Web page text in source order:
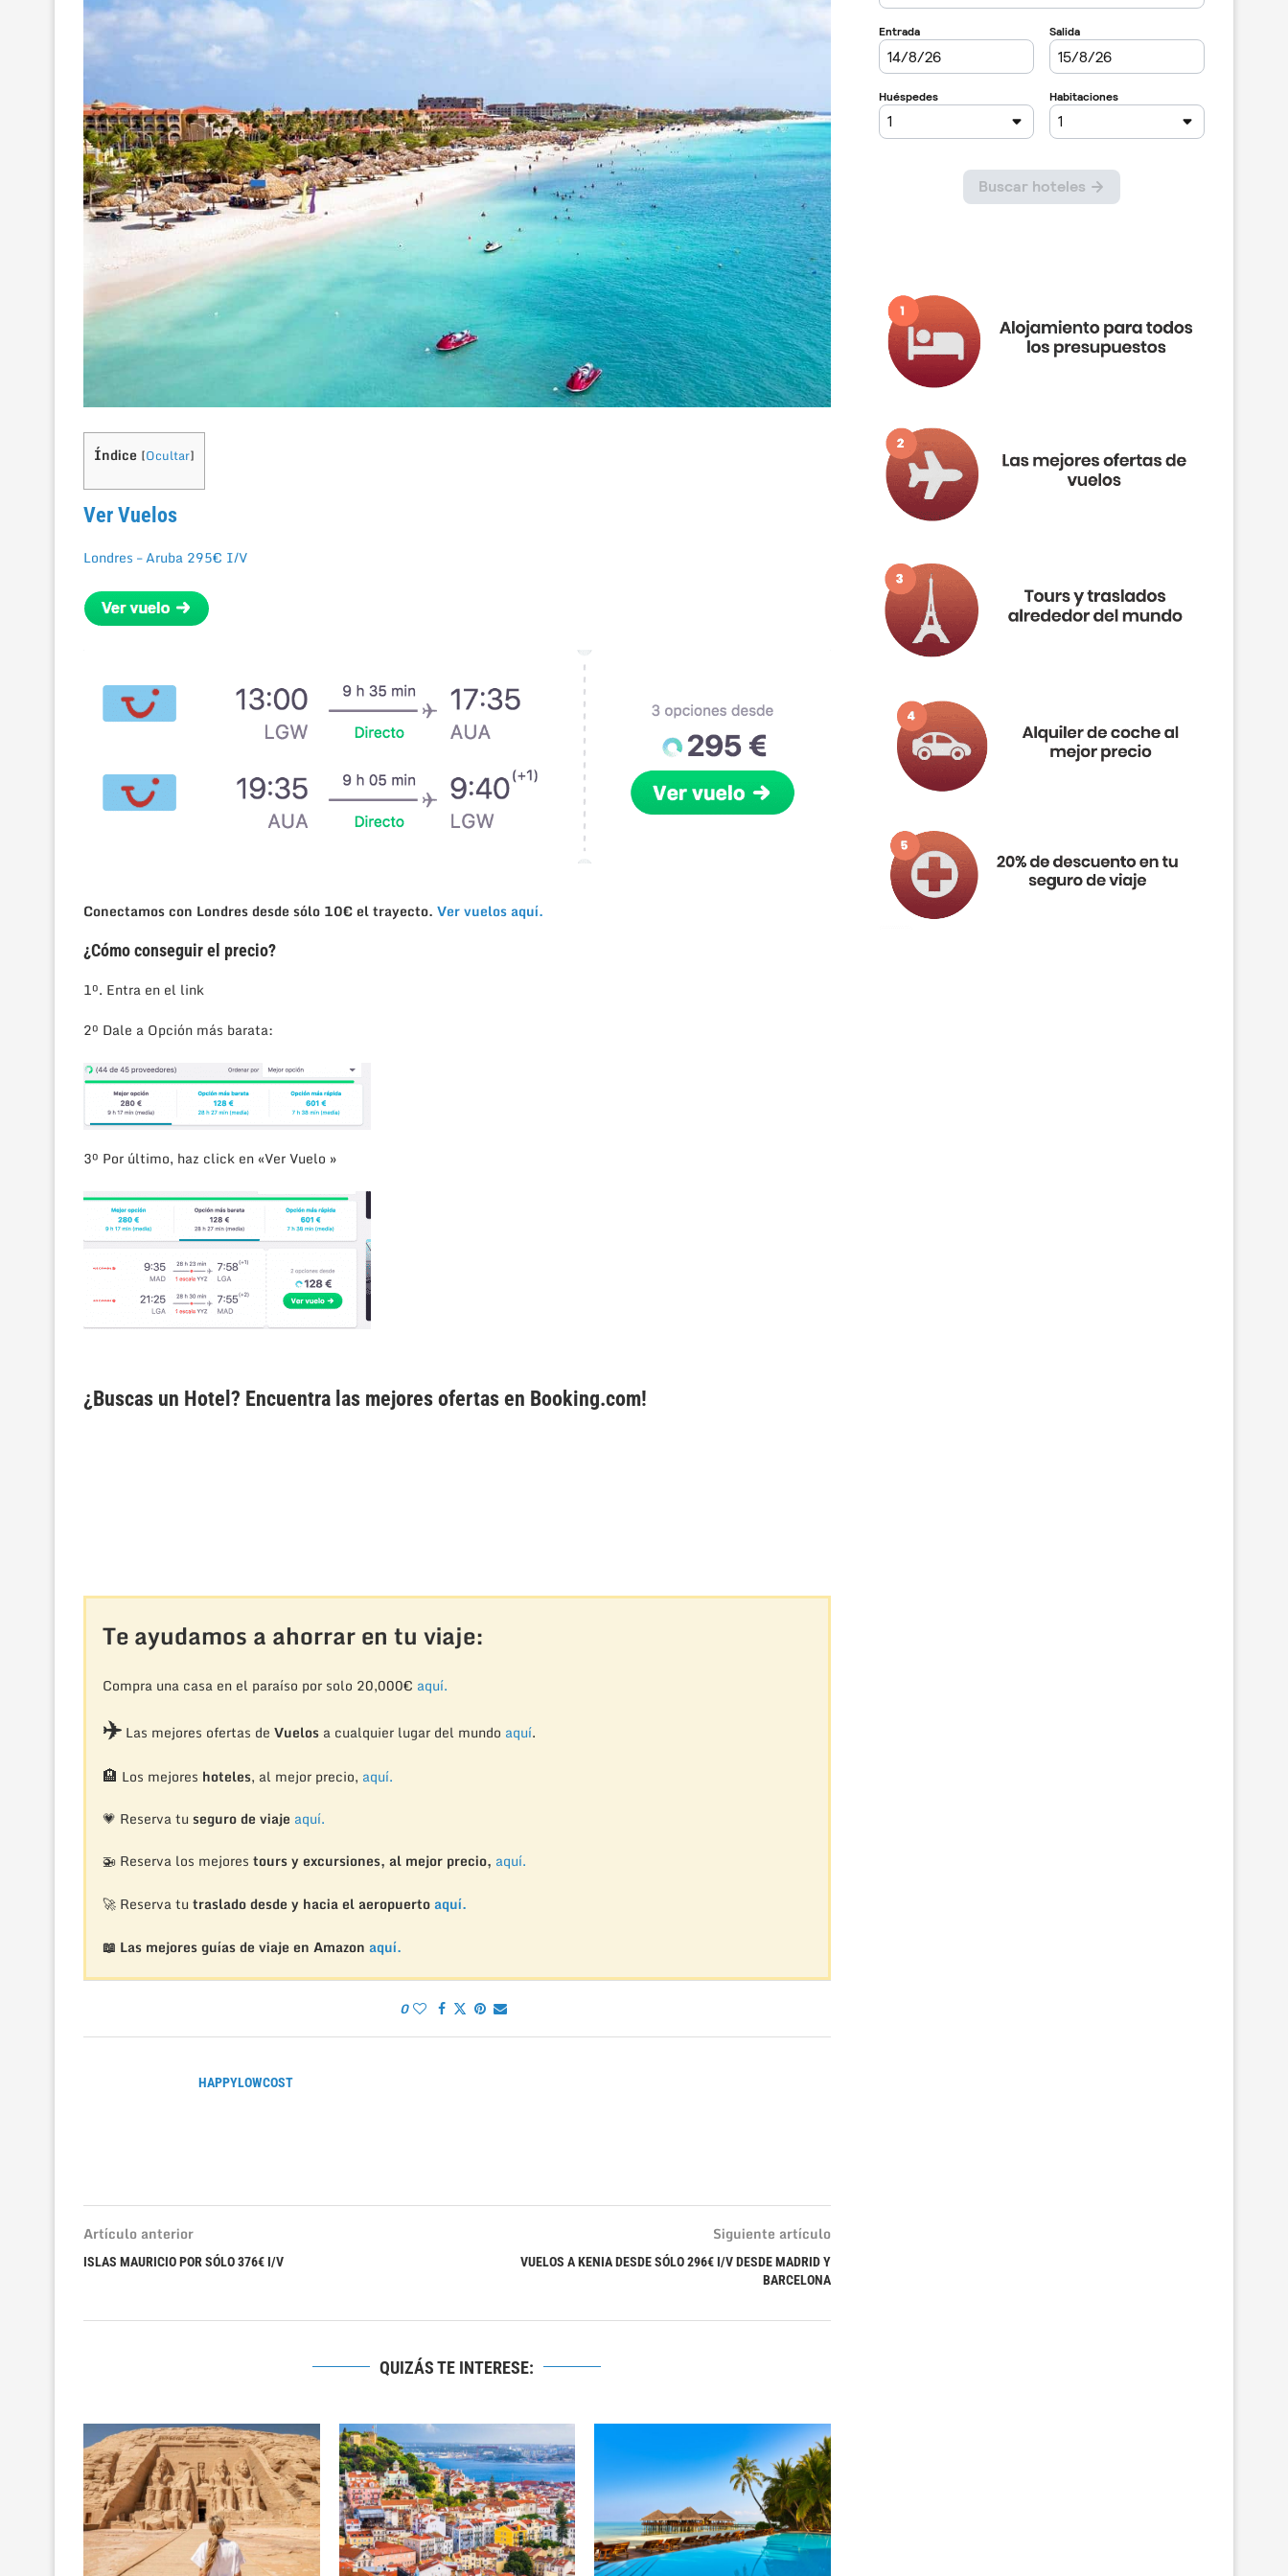
Índice [Ocultar]
Ver Vuelos
Londres – Aruba 295€ I/V
Conectamos con Londres desde sólo 10€ el trayecto. Ver vuelos aquí.
¿Cómo conseguir el precio?
1º. Entra en el link
2º Dale a Opción más barata:
3º Por último, haz click en «Ver Vuelo »
¿Buscas un Hotel? Encuentra las mejores ofertas en Booking.com!
Te ayudamos a ahorrar en tu viaje:
Compra una casa en el paraíso por solo 20,000€ aquí.
✈️Las mejores ofertas de Vuelosa cualquier lugar del mundo aquí.
🏨 Los mejores hoteles, al mejor precio, aquí.
💗 Reserva tu seguro de viaje aquí.
🚁 Reserva los mejores tours y excursiones, al mejor precio, aquí.
🚀 Reserva tu traslado desde y hacia el aeropuertoaquí.
📖 Las mejores guías de viaje en Amazon aquí.
0
HAPPYLOWCOST
Artículo anterior
ISLAS MAURICIO POR SÓLO 376€ I/V
Siguiente artículo
VUELOS A KENIA DESDE SÓLO 296€ I/V DESDE MADRID Y
BARCELONA
QUIZÁS TE INTERESE: